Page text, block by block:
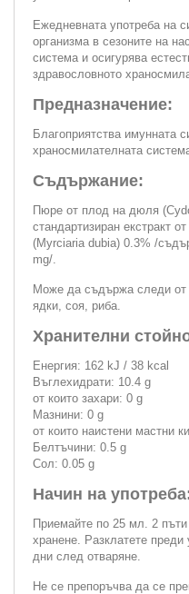
Ежедневната употреба на
организма в сезоните на
система и осигурява
здравословното
Предназначение:
Благоприятства имунната
храносмилателната
Съдържание:
Пюре от плод на дюля
стандартизиран екстракт
(Myrciaria dubia) 0.3% /
mg/.
Може да съдържа следи
ядки, соя, риба.
Хранителни
Енергия: 162 kJ / 38 kcal
Въглехидрати: 10.4 g
от които захари: 0 g
Мазнини: 0 g
от които наистени мастни
Белтъчини: 0.5 g
Сол: 0.05 g
Начин на
Приемайте по 25 мл. 2
хранене. Разклатете
дни след отваряне.
Не се препоръчва да се